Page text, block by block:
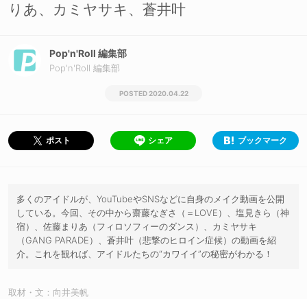
りあ、カミヤサキ、蒼井叶
Pop'n'Roll 編集部
Pop'n'Roll 編集部
2020.04.22
ポスト シェア ブックマーク
多くのアイドルが、YouTubeやSNSなどに自身のメイク動画を公開
している。今回、その中から齋藤なぎさ（＝LOVE）、塩見きら（神
宿）、佐藤まりあ（フィロソフィーのダンス）、カミヤサキ
（GANG PARADE）、蒼井叶（悲撃のヒロイン症候）の動画を紹
介。これを観れば、アイドルたちの“カワイイ”の秘密がわかる！
取材・文：向井美帆